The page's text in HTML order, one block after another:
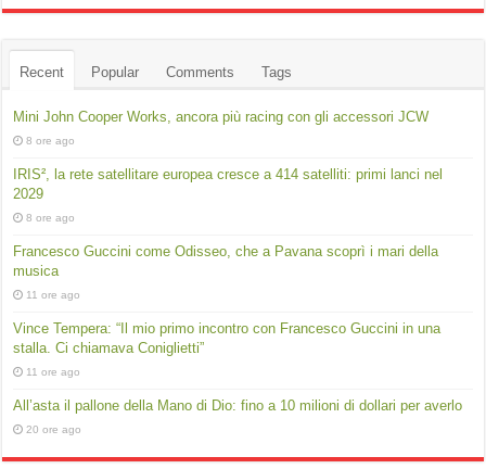
Recent Popular Comments Tags
Mini John Cooper Works, ancora più racing con gli accessori JCW
8 ore ago
IRIS², la rete satellitare europea cresce a 414 satelliti: primi lanci nel
2029
8 ore ago
Francesco Guccini come Odisseo, che a Pavana scoprì i mari della
musica
11 ore ago
Vince Tempera: “Il mio primo incontro con Francesco Guccini in una
stalla. Ci chiamava Coniglietti”
11 ore ago
All’asta il pallone della Mano di Dio: fino a 10 milioni di dollari per averlo
20 ore ago